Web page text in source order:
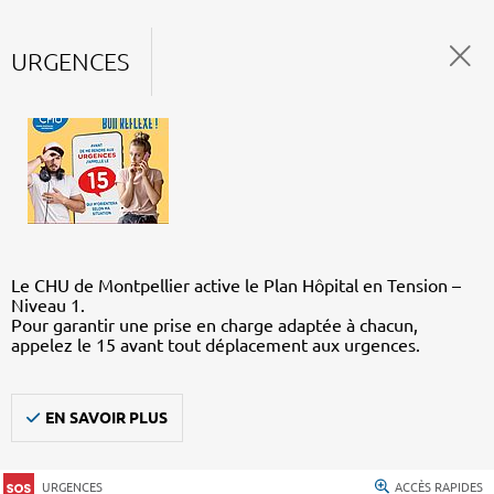
URGENCES
Le CHU de Montpellier active le Plan Hôpital en Tension –
Niveau 1.
Pour garantir une prise en charge adaptée à chacun,
appelez le 15 avant tout déplacement aux urgences.
EN SAVOIR PLUS
URGENCES ACCÈS RAPIDES